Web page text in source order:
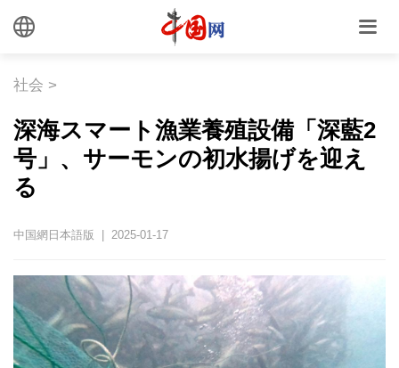
社会 >
深海スマート漁業養殖設備「深藍2
号」、サーモンの初水揚げを迎え
る
中国網日本語版 | 2025-01-17